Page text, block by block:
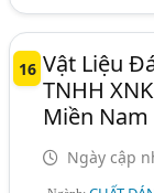
16 Vật Liệu
TNHH
Miền Nam
Ngày cập